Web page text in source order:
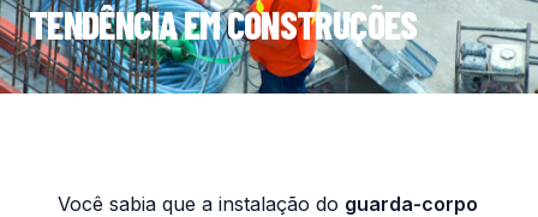
TENDÊNCIA EM CONSTRUÇÕES
Você sabia que a instalação do guarda-corpo